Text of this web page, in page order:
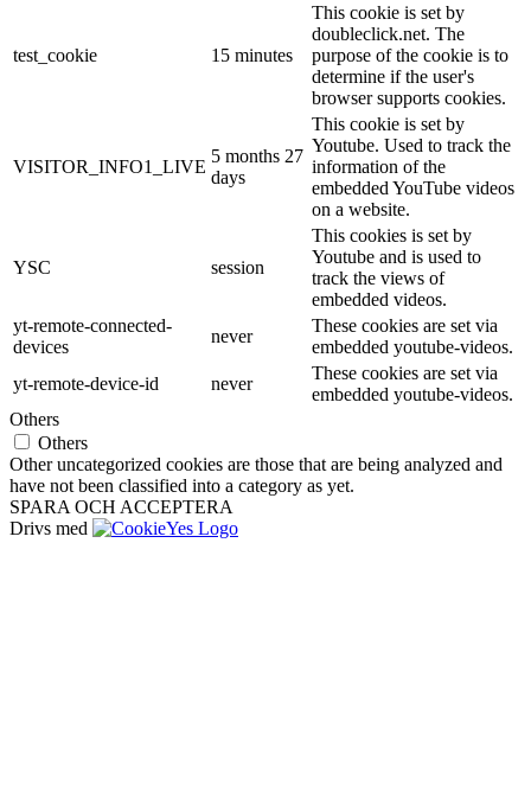
test_cookie 15 minutes
This cookie is set by
doubleclick.net. The
purpose of the cookie is to
determine if the user's
browser supports cookies.
VISITOR_INFO1_LIVE
5 months 27
days
This cookie is set by
Youtube. Used to track the
information of the
embedded YouTube videos
on a website.
YSC session
This cookies is set by
Youtube and is used to
track the views of
embedded videos.
yt-remote-connected-
devices
never
These cookies are set via
embedded youtube-videos.
yt-remote-device-id
never
These cookies are set via
embedded youtube-videos.
Others
Others
Other uncategorized cookies are those that are being analyzed and
have not been classified into a category as yet.
SPARA OCH ACCEPTERA
Drivs med